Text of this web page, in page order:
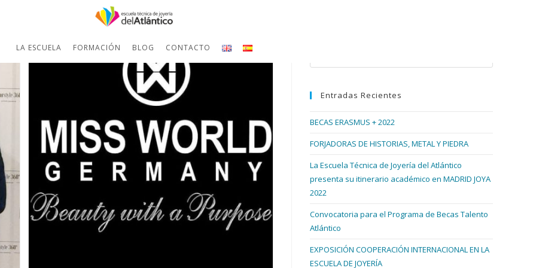
LA ESCUELA FORMACIÓN BLOG CONTACTO
Escape
Entradas Recientes
BECAS ERASMUS + 2022
FORJADORAS DE HISTORIAS, METAL Y PIEDRA
La Escuela Técnica de Joyería del Atlántico
presenta su itinerario académico en MADRID JOYA
2022
Convocatoria para el Programa de Becas Talento
Atlántico
EXPOSICIÓN COOPERACIÓN INTERNACIONAL EN LA
ESCUELA DE JOYERÍA